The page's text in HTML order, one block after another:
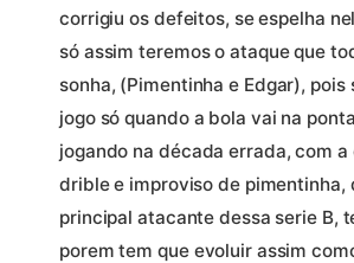
corrigiu os defeitos, se espelha
só assim teremos o ataque que
sonha, (Pimentinha e Edgar),
jogo só quando a bola vai na
jogando na década errada, com
drible e improviso de pimentinha,
principal atacante dessa serie B,
porem tem que evoluir assim